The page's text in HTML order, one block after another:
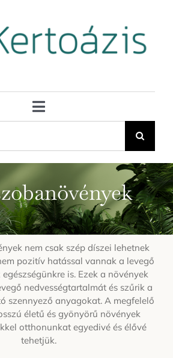
Toggle
nem csak szép díszei lehetnek
pozitív hatással vannak a levegő
is. Ezek a növények
nedvességtartalmát és szűrik a
szennyező anyagokat. A megfelelő
életű és gyönyörű növények
otthonunkat egyedivé és élővé
tehetjük.